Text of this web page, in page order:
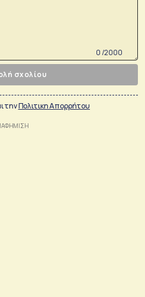
0 /2000
σχολίου
τηνΠολιτικη Απορρήτου